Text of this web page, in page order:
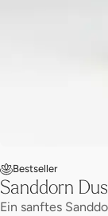
Bestseller
Sanddorn
Ein sanftes